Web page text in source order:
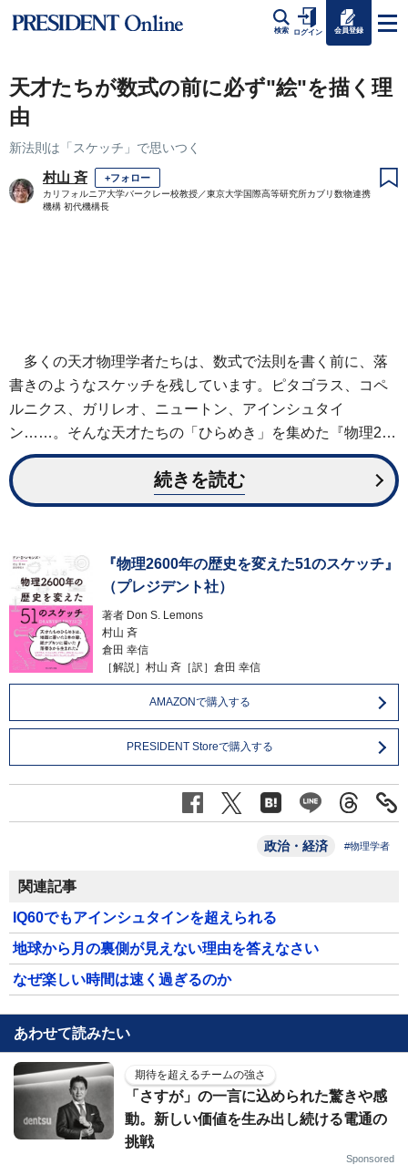
検索 ログイン 会員登録
天才たちが数式の前に必ず"絵"を描く理
由
新法則は「スケッチ」で思いつく
村山 斉 +フォロー
カリフォルニア大学バークレー校教授／東京大学国際高等研究所カブリ数物連携
機構 初代機構長
多くの天才物理学者たちは、数式で法則を書く前に、落
書きのようなスケッチを残しています。ピタゴラス、コペ
ルニクス、ガリレオ、ニュートン、アインシュタイ
ン……。そんな天才たちの「ひらめき」を集めた『物理2…
続きを読む
『物理2600年の歴史を変えた51のスケッチ』
（プレジデント社）
著者 Don S. Lemons
村山 斉
倉田 幸信
［解説］村山 斉［訳］倉田 幸信
AMAZONで購入する
PRESIDENT Storeで購入する
政治・経済 #物理学者
関連記事
IQ60でもアインシュタインを超えられる
地球から月の裏側が見えない理由を答えなさい
なぜ楽しい時間は速く過ぎるのか
あわせて読みたい
期待を超えるチームの強さ
「さすが」の一言に込められた驚きや感
動。新しい価値を生み出し続ける電通の
挑戦
Sponsored